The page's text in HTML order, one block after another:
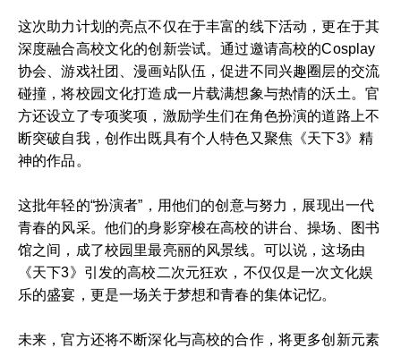
这次助力计划的亮点不仅在于丰富的线下活动，更在于其
深度融合高校文化的创新尝试。通过邀请高校的Cosplay
协会、游戏社团、漫画站队伍，促进不同兴趣圈层的交流
碰撞，将校园文化打造成一片载满想象与热情的沃土。官
方还设立了专项奖项，激励学生们在角色扮演的道路上不
断突破自我，创作出既具有个人特色又聚焦《天下3》精
神的作品。
这批年轻的“扮演者”，用他们的创意与努力，展现出一代
青春的风采。他们的身影穿梭在高校的讲台、操场、图书
馆之间，成了校园里最亮丽的风景线。可以说，这场由
《天下3》引发的高校二次元狂欢，不仅仅是一次文化娱
乐的盛宴，更是一场关于梦想和青春的集体记忆。
未来，官方还将不断深化与高校的合作，将更多创新元素